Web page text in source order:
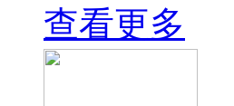
查看更多